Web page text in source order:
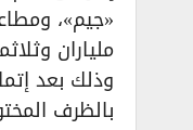
«جيم»،
ملياران
وذلك بعد
بالظرف